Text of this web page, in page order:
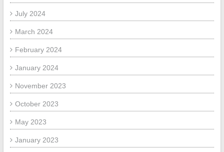
July 2024
March 2024
February 2024
January 2024
November 2023
October 2023
May 2023
January 2023